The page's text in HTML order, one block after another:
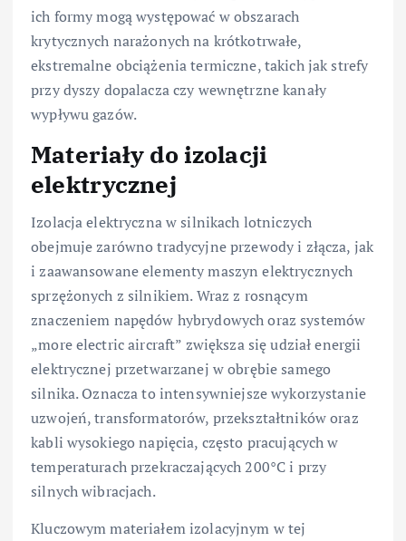
ich formy mogą występować w obszarach
krytycznych narażonych na krótkotrwałe,
ekstremalne obciążenia termiczne, takich jak strefy
przy dyszy dopalacza czy wewnętrzne kanały
wypływu gazów.
Materiały do izolacji
elektrycznej
Izolacja elektryczna w silnikach lotniczych
obejmuje zarówno tradycyjne przewody i złącza, jak
i zaawansowane elementy maszyn elektrycznych
sprzężonych z silnikiem. Wraz z rosnącym
znaczeniem napędów hybrydowych oraz systemów
„more electric aircraft” zwiększa się udział energii
elektrycznej przetwarzanej w obrębie samego
silnika. Oznacza to intensywniejsze wykorzystanie
uzwojeń, transformatorów, przekształtników oraz
kabli wysokiego napięcia, często pracujących w
temperaturach przekraczających 200°C i przy
silnych wibracjach.
Kluczowym materiałem izolacyjnym w tej